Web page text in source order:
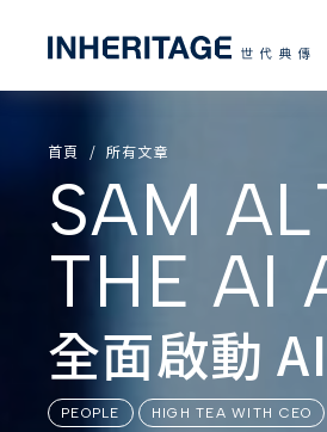
首頁 所有文章
SAM
THE AI
全面啟動
PEOPLE HIGH TEA WITH CEO